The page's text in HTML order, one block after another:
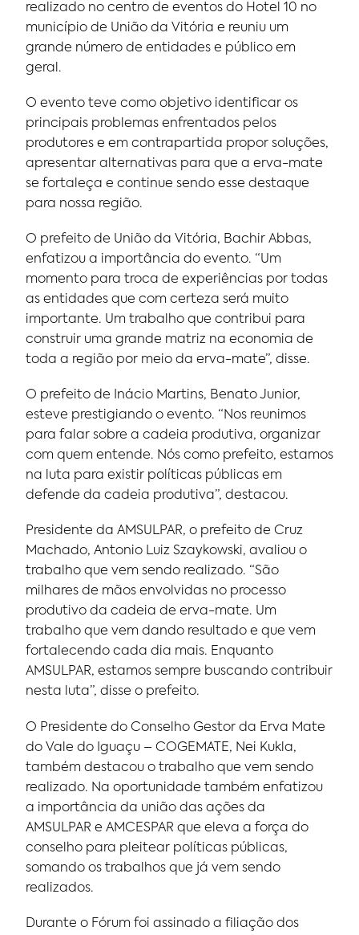
realizado no centro de eventos do Hotel 10 no
município de União da Vitória e reuniu um
grande número de entidades e público em
geral.
O evento teve como objetivo identificar os
principais problemas enfrentados pelos
produtores e em contrapartida propor soluções,
apresentar alternativas para que a erva-mate
se fortaleça e continue sendo esse destaque
para nossa região.
O prefeito de União da Vitória, Bachir Abbas,
enfatizou a importância do evento. “Um
momento para troca de experiências por todas
as entidades que com certeza será muito
importante. Um trabalho que contribui para
construir uma grande matriz na economia de
toda a região por meio da erva-mate”, disse.
O prefeito de Inácio Martins, Benato Junior,
esteve prestigiando o evento. “Nos reunimos
para falar sobre a cadeia produtiva, organizar
com quem entende. Nós como prefeito, estamos
na luta para existir políticas públicas em
defende da cadeia produtiva”, destacou.
Presidente da AMSULPAR, o prefeito de Cruz
Machado, Antonio Luiz Szaykowski, avaliou o
trabalho que vem sendo realizado. “São
milhares de mãos envolvidas no processo
produtivo da cadeia de erva-mate. Um
trabalho que vem dando resultado e que vem
fortalecendo cada dia mais. Enquanto
AMSULPAR, estamos sempre buscando contribuir
nesta luta”, disse o prefeito.
O Presidente do Conselho Gestor da Erva Mate
do Vale do Iguaçu – COGEMATE, Nei Kukla,
também destacou o trabalho que vem sendo
realizado. Na oportunidade também enfatizou
a importância da união das ações da
AMSULPAR e AMCESPAR que eleva a força do
conselho para pleitear políticas públicas,
somando os trabalhos que já vem sendo
realizados.
Durante o Fórum foi assinado a filiação dos